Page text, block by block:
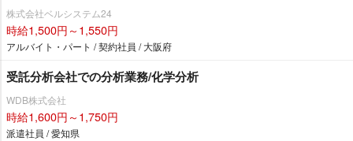
株式会社ベルシステム24
時給1,500円～1,550円
アルバイト・パート / 契約社員 / 大阪府
受託分析会社での分析業務/化学分析
WDB株式会社
時給1,600円～1,750円
派遣社員 / 愛知県